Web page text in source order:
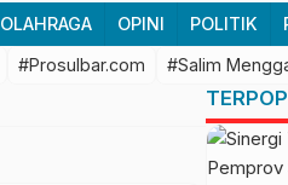
OLAHRAGA OPINI POLITIK
#Prosulbar.com #Salim